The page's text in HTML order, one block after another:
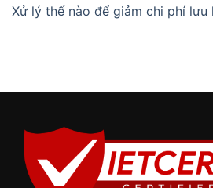
Xử lý thế nào để giảm chi phí lưu